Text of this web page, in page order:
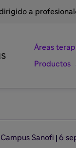
a
Áreas
Productos
Sanofi 6